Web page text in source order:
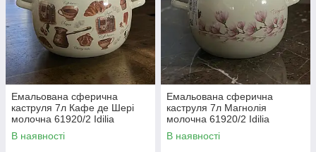
Емальована сферична
каструля 7л Кафе де Шері
молочна 61920/2 Idilia
В наявності
Емальована сферична
каструля 7л Магнолія
молочна 61920/2 Idilia
В наявності